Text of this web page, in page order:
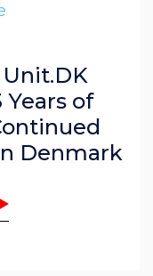
Years of
Denmark